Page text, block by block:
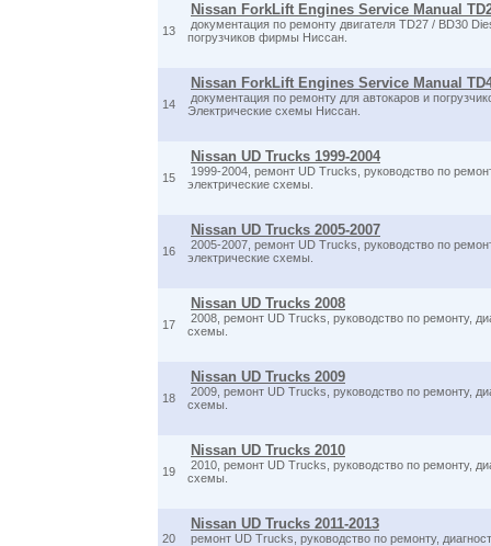
13
Nissan ForkLift Engines Service Manual
документация по ремонту двигателя TD27 / BD30
погрузчиков фирмы Ниссан.
14
Nissan ForkLift Engines Service Manual
документация по ремонту для автокаров и
Электрические схемы Ниссан.
15
Nissan UD Trucks 1999-2004
1999-2004, ремонт UD Trucks, руководство по
электрические схемы.
16
Nissan UD Trucks 2005-2007
2005-2007, ремонт UD Trucks, руководство по
электрические схемы.
17
Nissan UD Trucks 2008
2008, ремонт UD Trucks, руководство по ремонту,
схемы.
18
Nissan UD Trucks 2009
2009, ремонт UD Trucks, руководство по ремонту,
схемы.
19
Nissan UD Trucks 2010
2010, ремонт UD Trucks, руководство по ремонту,
схемы.
20
Nissan UD Trucks 2011-2013
ремонт UD Trucks, руководство по ремонту,